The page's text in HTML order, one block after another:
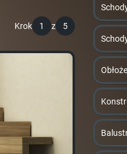
Krok 1 z 5